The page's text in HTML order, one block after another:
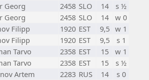
Georg 2458 SLO 14
s ½
Georg 2458 SLO 14
w 0
Filipp 1920 EST 9,5 w 1
Filipp 1920 EST 9,5
s 1
Tarvo 2358 EST 15
w 1
Tarvo 2358 EST 15
s ½
Artem 2283 RUS 14
s 0